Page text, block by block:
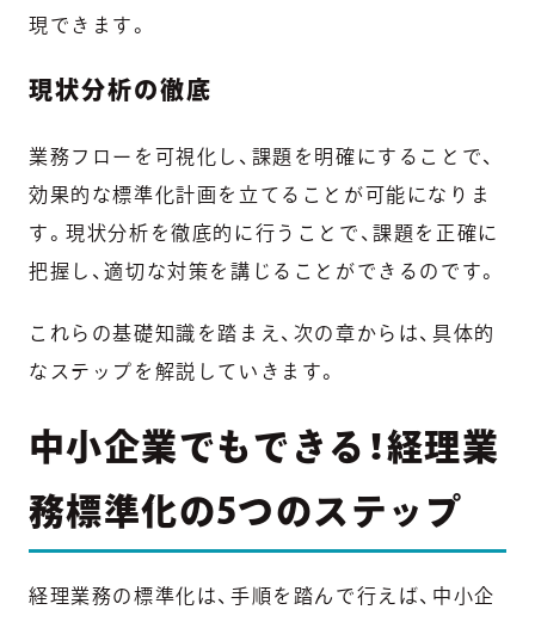
現できます。
現状分析の徹底
業務フローを可視化し、課題を明確にすることで、
効果的な標準化計画を立てることが可能になりま
す。現状分析を徹底的に行うことで、課題を正確に
把握し、適切な対策を講じることができるのです。
これらの基礎知識を踏まえ、次の章からは、具体的
なステップを解説していきます。
中小企業でもできる！経理業
務標準化の5つのステップ
経理業務の標準化は、手順を踏んで行えば、中小企